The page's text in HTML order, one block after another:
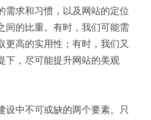
需求和习惯，以及网站的定位
间的比重。有时，我们可能需
更高的实用性；有时，我们又
下，尽可能提升网站的美观
设中不可或缺的两个要素。只